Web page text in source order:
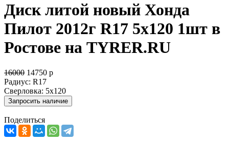
Диск литой новый Хонда
Пилот 2012г R17 5x120 1шт в
Ростове на TYRER.RU
16000 14750 р
Радиус: R17
Сверловка: 5x120
Поделиться